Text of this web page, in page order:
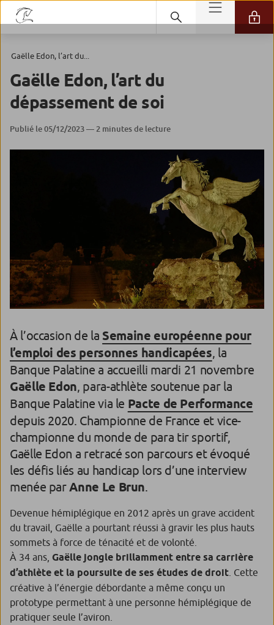
Gaëlle Edon, l’art du...
Gaëlle Edon, l’art du
dépassement de soi
Publié le 05/12/2023 — 2 minutes de lecture
À l’occasion de la Semaine européenne pour
l’emploi des personnes handicapées, la
Banque Palatine a accueilli mardi 21 novembre
Gaëlle Edon, para-athlète soutenue par la
Banque Palatine via le Pacte de Performance
depuis 2020. Championne de France et vice-
championne du monde de para tir sportif,
Gaëlle Edon a retracé son parcours et évoqué
les défis liés au handicap lors d’une interview
menée parAnne Le Brun.
Devenue hémiplégique en 2012 après un grave accident
du travail, Gaëlle a pourtant réussi à gravir les plus hauts
sommets à force de ténacité et de volonté.
À 34 ans, Gaëlle jongle brillamment entre sa carrière
d’athlète et la poursuite de ses études de droit . Cette
créative à l’énergie débordante a même conçu un
prototype permettant à une personne hémiplégique de
pratiquer seule l’aviron.